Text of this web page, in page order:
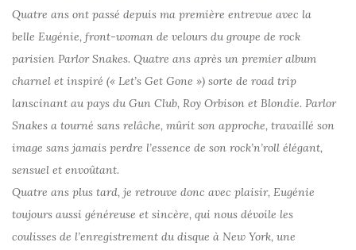
Quatre ans ont passé depuis ma première entrevue avec la
belle Eugénie, front-woman de velours du groupe de rock
parisien Parlor Snakes. Quatre ans après un premier album
charnel et inspiré (« Let’s Get Gone ») sorte de road trip
lanscinant au pays du Gun Club, Roy Orbison et Blondie. Parlor
Snakes a tourné sans relâche, mûrit son approche, travaillé son
image sans jamais perdre l’essence de son rock’n’roll élégant,
sensuel et envoûtant.
Quatre ans plus tard, je retrouve donc avec plaisir, Eugénie
toujours aussi généreuse et sincère, qui nous dévoile les
coulisses de l’enregistrement du disque à New York, une